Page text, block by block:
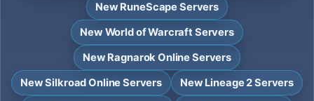
New RuneScape Servers
New World of Warcraft Servers
New Ragnarok Online Servers
New Silkroad Online Servers
New Lineage 2 Servers